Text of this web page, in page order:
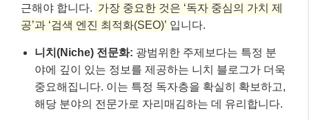
근해야 합니다. 가장 중요한 것은 ‘독자 중심의 가치 제
공’과 ‘검색 엔진 최적화(SEO)’ 입니다.
니치(Niche) 전문화: 광범위한 주제보다는 특정 분
야에 깊이 있는 정보를 제공하는 니치 블로그가 더욱
중요해집니다. 이는 특정 독자층을 확실히 확보하고,
해당 분야의 전문가로 자리매김하는 데 유리합니다.